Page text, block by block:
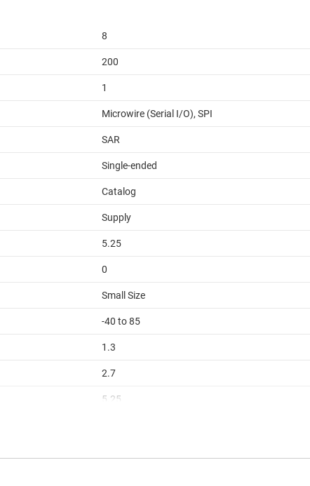
8
200
1
Microwire (Serial I/O), SPI
SAR
Single-ended
Catalog
Supply
5.25
0
Small Size
-40 to 85
1.3
2.7
5.25